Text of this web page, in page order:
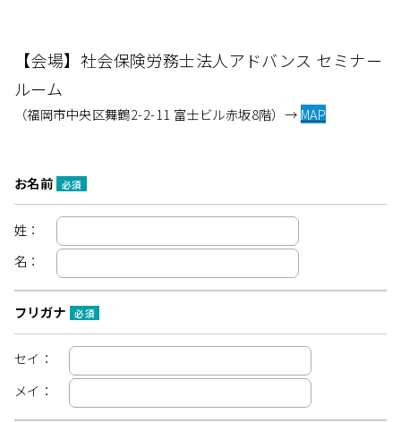
【会場】社会保険労務⼠法⼈アドバンス セミナー
ルーム
（福岡市中央区舞鶴2-2-11 富⼠ビル⾚坂8階）→ MAP
お名前 必須
姓：
名：
フリガナ 必須
セイ：
メイ：